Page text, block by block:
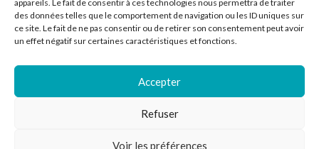
appareils. Le fait de consentir à ces technologies nous permettra de traiter
des données telles que le comportement de navigation ou les ID uniques sur
ce site. Le fait de ne pas consentir ou de retirer son consentement peut avoir
un effet négatif sur certaines caractéristiques et fonctions.
Accepter
Refuser
Voir les préférences
RECHERCHER DES PRODUITS
NOS SERVICES
BESOIN D’AIDE ?